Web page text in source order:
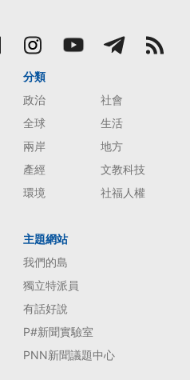
分類
政治
社會
全球
生活
兩岸
地方
產經
文教科技
環境
社福人權
主題網站
我們的島
獨立特派員
有話好說
P#新聞實驗室
PNN新聞議題中心